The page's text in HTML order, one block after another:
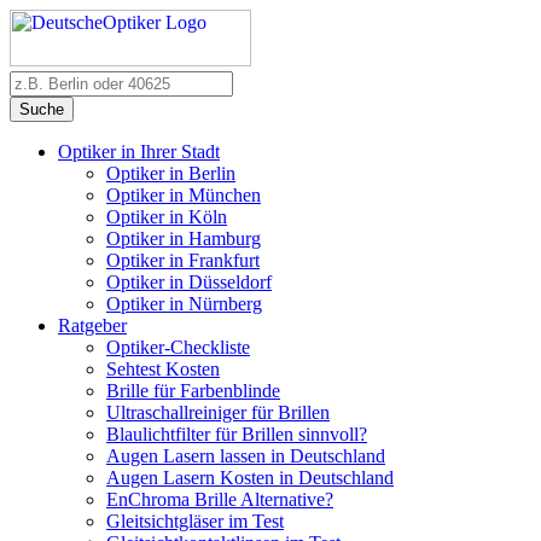
Suche
Optiker in Ihrer Stadt
Optiker in Berlin
Optiker in München
Optiker in Köln
Optiker in Hamburg
Optiker in Frankfurt
Optiker in Düsseldorf
Optiker in Nürnberg
Ratgeber
Optiker-Checkliste
Sehtest Kosten
Brille für Farbenblinde
Ultraschallreiniger für Brillen
Blaulichtfilter für Brillen sinnvoll?
Augen Lasern lassen in Deutschland
Augen Lasern Kosten in Deutschland
EnChroma Brille Alternative?
Gleitsichtgläser im Test